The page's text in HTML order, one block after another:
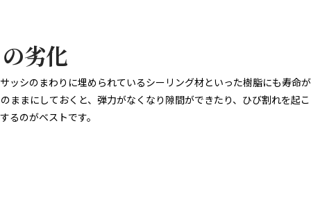
劣化
ッシのまわりに埋められているシーリング材といった樹脂にも寿命
ままにしておくと、弾力がなくなり隙間ができたり、ひび割れを起
るのがベストです。